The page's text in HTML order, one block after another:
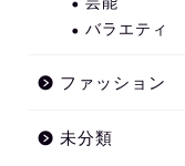
バラエティ
ファッション
未分類